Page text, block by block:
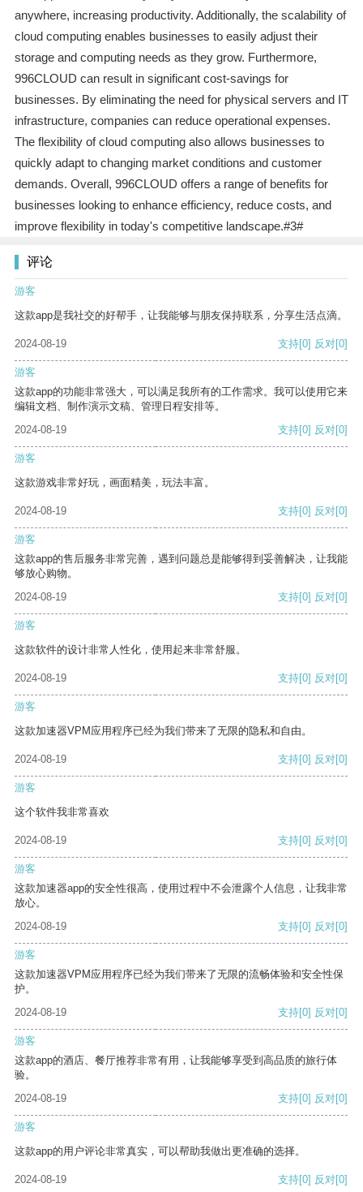
anywhere, increasing productivity. Additionally, the scalability of
cloud computing enables businesses to easily adjust their
storage and computing needs as they grow. Furthermore,
996CLOUD can result in significant cost-savings for
businesses. By eliminating the need for physical servers and IT
infrastructure, companies can reduce operational expenses.
The flexibility of cloud computing also allows businesses to
quickly adapt to changing market conditions and customer
demands. Overall, 996CLOUD offers a range of benefits for
businesses looking to enhance efficiency, reduce costs, and
improve flexibility in today's competitive landscape.#3#
评论
游客
这款app是我社交的好帮手，让我能够与朋友保持联系，分享生活点滴。
2024-08-19 支持[0] 反对[0]
游客
这款app的功能非常强大，可以满足我所有的工作需求。我可以使用它来
编辑文档、制作演示文稿、管理日程安排等。
2024-08-19
支持[0] 反对[0]
游客
这款游戏非常好玩，画面精美，玩法丰富。
2024-08-19 支持[0] 反对[0]
游客
这款app的售后服务非常完善，遇到问题总是能够得到妥善解决，让我能
够放心购物。
2024-08-19
支持[0] 反对[0]
游客
这款软件的设计非常人性化，使用起来非常舒服。
2024-08-19 支持[0] 反对[0]
游客
这款加速器VPM应用程序已经为我们带来了无限的隐私和自由。
2024-08-19 支持[0] 反对[0]
游客
这个软件我非常喜欢
2024-08-19 支持[0] 反对[0]
游客
这款加速器app的安全性很高，使用过程中不会泄露个人信息，让我非常
放心。
2024-08-19
支持[0] 反对[0]
游客
这款加速器VPM应用程序已经为我们带来了无限的流畅体验和安全性保
护。
2024-08-19
支持[0] 反对[0]
游客
这款app的酒店、餐厅推荐非常有用，让我能够享受到高品质的旅行体
验。
2024-08-19
支持[0] 反对[0]
游客
这款app的用户评论非常真实，可以帮助我做出更准确的选择。
2024-08-19 支持[0] 反对[0]